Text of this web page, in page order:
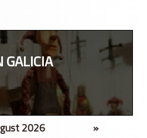
GALICIA
2026
»